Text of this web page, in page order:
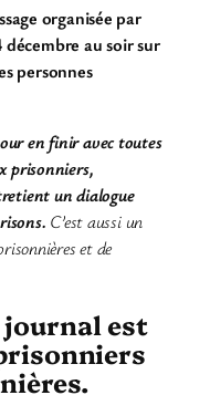
organisée par
au soir sur
personnes
en finir avec toutes
prisonniers,
un dialogue
C’est aussi un
et de
journal est